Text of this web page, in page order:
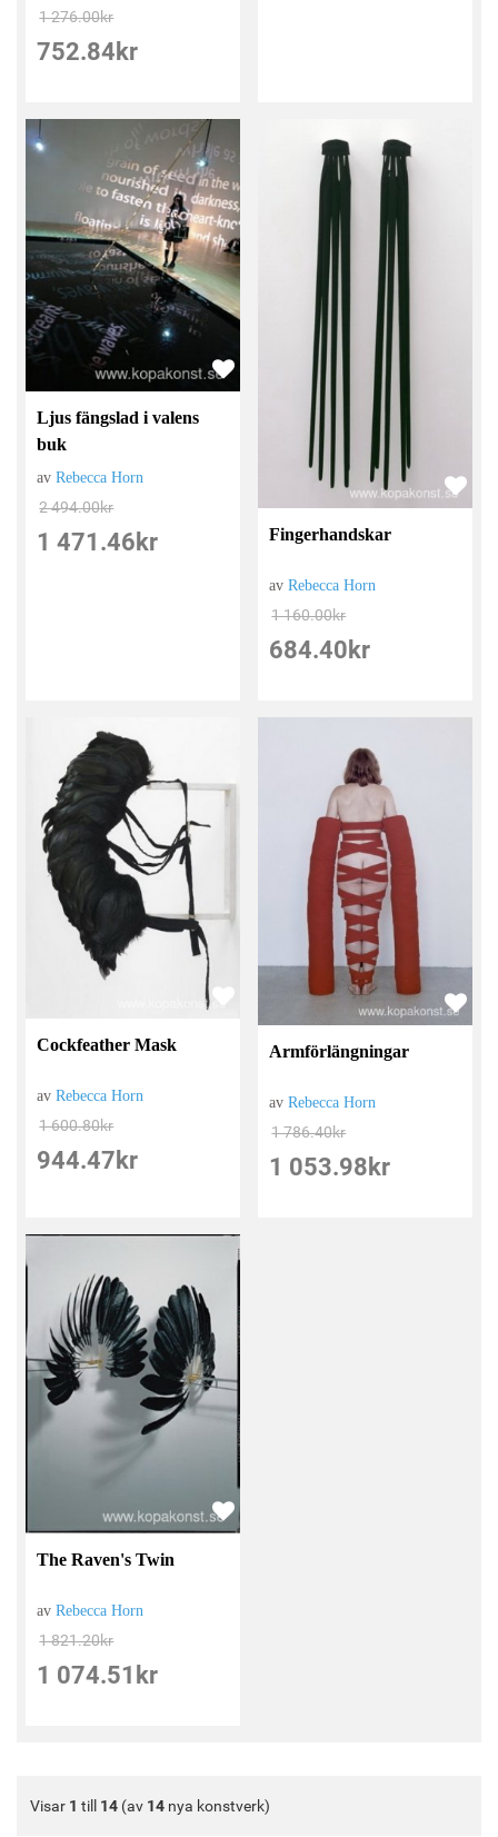
1 276.00kr
752.84 kr
Ljus fängslad i valens
buk
avRebecca Horn
2 494.00kr
1 471.46 kr Fingerhandskar
avRebecca Horn
1 160.00kr
684.40 kr
Cockfeather Mask
avRebecca Horn
1 600.80kr
944.47 kr
Armförlängningar
avRebecca Horn
1 786.40kr
1 053.98 kr
The Raven's Twin
avRebecca Horn
1 821.20kr
1 074.51 kr
Visar 1 till 14 (av 14 nya konstverk)